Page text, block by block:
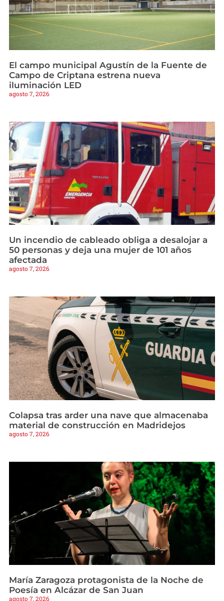
El campo municipal Agustín de la Fuente de
Campo de Criptana estrena nueva
iluminación LED
agosto 7, 2026
Un incendio de cableado obliga a desalojar a
50 personas y deja una mujer de 101 años
afectada
agosto 7, 2026
Colapsa tras arder una nave que almacenaba
material de construcción en Madridejos
agosto 7, 2026
María Zaragoza protagonista de la Noche de
Poesía en Alcázar de San Juan
agosto 7, 2026